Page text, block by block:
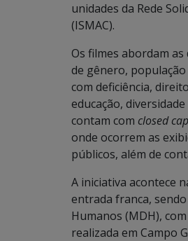
unidades da Rede
(ISMAC).
Os filmes abordam
de gênero,
com deficiência,
educação,
contam com closed
onde ocorrem as
públicos, além de
A iniciativa acontece
entrada franca,
Humanos (MDH),
realizada em Campo